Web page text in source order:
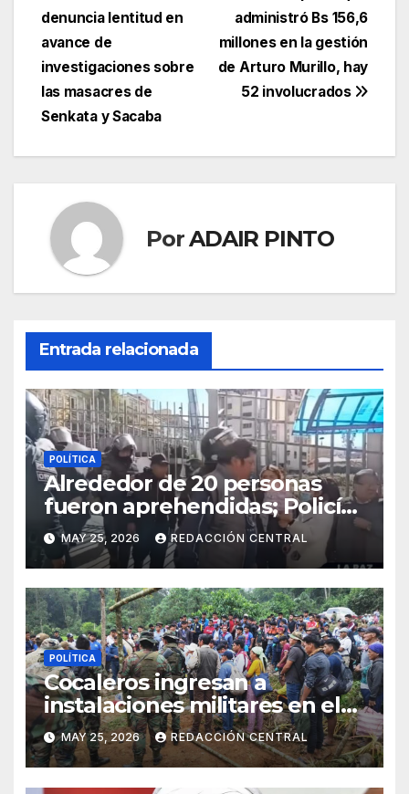
de
entradas
administró Bs 156,6
millones en la gestión
de Arturo Murillo, hay
52 involucrados
denuncia lentitud en
avance de
investigaciones sobre
las masacres de
Senkata y Sacaba
PorADAIR PINTO
Entrada relacionada
POLÍTICA
Alrededor de 20 personas
fueron aprehendidas; Policía
gasifica e impide ingreso de
manifestantes a plaza Murillo
MAY 25, 2026 REDACCIÓN CENTRAL
POLÍTICA
Cocaleros ingresan a
instalaciones militares en el
Trópico: “No aceptaremos un
estado de sitio”
MAY 25, 2026 REDACCIÓN CENTRAL